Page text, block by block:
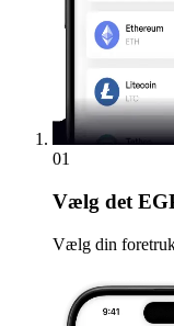
01
Vælg det
Vælg din